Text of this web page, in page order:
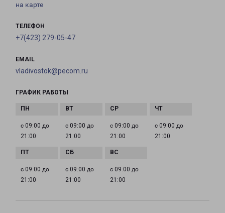
на карте
ТЕЛЕФОН
+7(423) 279-05-47
EMAIL
vladivostok@pecom.ru
ГРАФИК РАБОТЫ
с 09:00 до
21:00
с 09:00 до
21:00
с 09:00 до
21:00
с 09:00 до
21:00
с 09:00 до
21:00
с 09:00 до
21:00
с 09:00 до
21:00